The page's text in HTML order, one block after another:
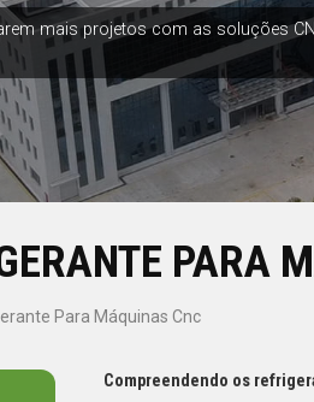
mais projetos com as soluções
PARA
Para Máquinas Cnc
Compreendendo os